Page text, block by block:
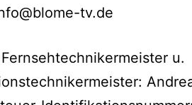
tv.de
u.